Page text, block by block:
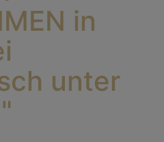
in
unter